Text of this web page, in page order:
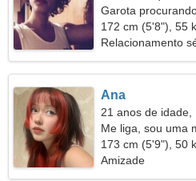
Garota
172 cm (5'8"), 55
Relacionamento
Ana
21 anos de idade,
Me liga, sou uma
173 cm (5'9"), 50
Amizade